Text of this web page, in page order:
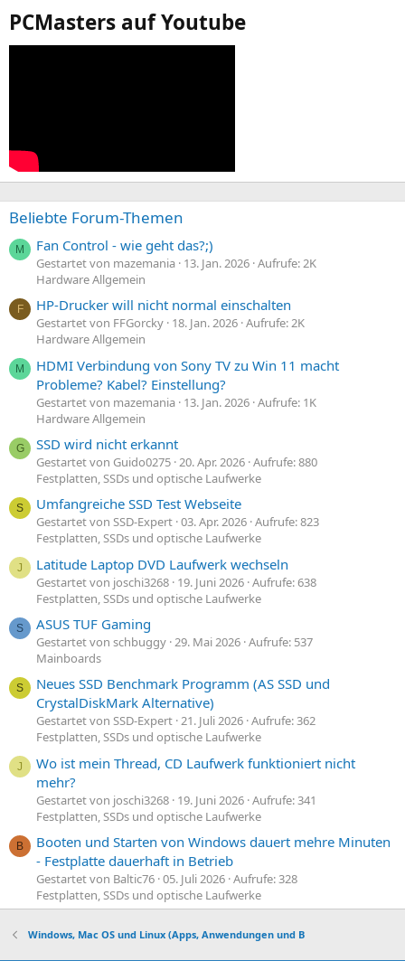
PCMasters auf Youtube
Beliebte Forum-Themen
M Fan Control - wie geht das?;)
Gestartet von mazemania 13. Jan. 2026 Aufrufe: 2K
Hardware Allgemein
F HP-Drucker will nicht normal einschalten
Gestartet von FFGorcky 18. Jan. 2026 Aufrufe: 2K
Hardware Allgemein
M
HDMI Verbindung von Sony TV zu Win 11 macht
Probleme? Kabel? Einstellung?
Gestartet von mazemania 13. Jan. 2026 Aufrufe: 1K
Hardware Allgemein
G SSD wird nicht erkannt
Gestartet von Guido0275 20. Apr. 2026 Aufrufe: 880
Festplatten, SSDs und optische Laufwerke
S Umfangreiche SSD Test Webseite
Gestartet von SSD-Expert 03. Apr. 2026 Aufrufe: 823
Festplatten, SSDs und optische Laufwerke
J Latitude Laptop DVD Laufwerk wechseln
Gestartet von joschi3268 19. Juni 2026 Aufrufe: 638
Festplatten, SSDs und optische Laufwerke
S ASUS TUF Gaming
Gestartet von schbuggy 29. Mai 2026 Aufrufe: 537
Mainboards
S
Neues SSD Benchmark Programm (AS SSD und
CrystalDiskMark Alternative)
Gestartet von SSD-Expert 21. Juli 2026 Aufrufe: 362
Festplatten, SSDs und optische Laufwerke
J
Wo ist mein Thread, CD Laufwerk funktioniert nicht
mehr?
Gestartet von joschi3268 19. Juni 2026 Aufrufe: 341
Festplatten, SSDs und optische Laufwerke
B
Booten und Starten von Windows dauert mehre Minuten
- Festplatte dauerhaft in Betrieb
Gestartet von Baltic76 05. Juli 2026 Aufrufe: 328
Festplatten, SSDs und optische Laufwerke
Windows, Mac OS und Linux (Apps, Anwendungen und B